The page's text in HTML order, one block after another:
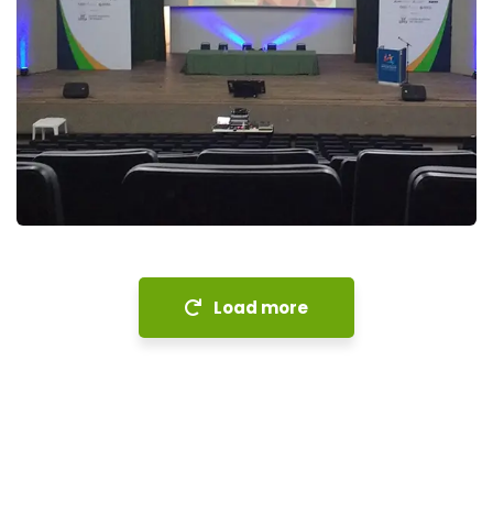
5ª edição do Congresso
Internacional Marista de
Educação
Congresso
Load more